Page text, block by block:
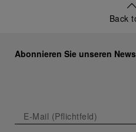
Back
Abonnieren Sie unseren